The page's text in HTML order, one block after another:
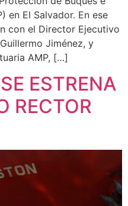
en El Salvador. En ese
con el Director Ejecutivo
Jiménez, y
AMP, […]
ESTRENA
RECTOR